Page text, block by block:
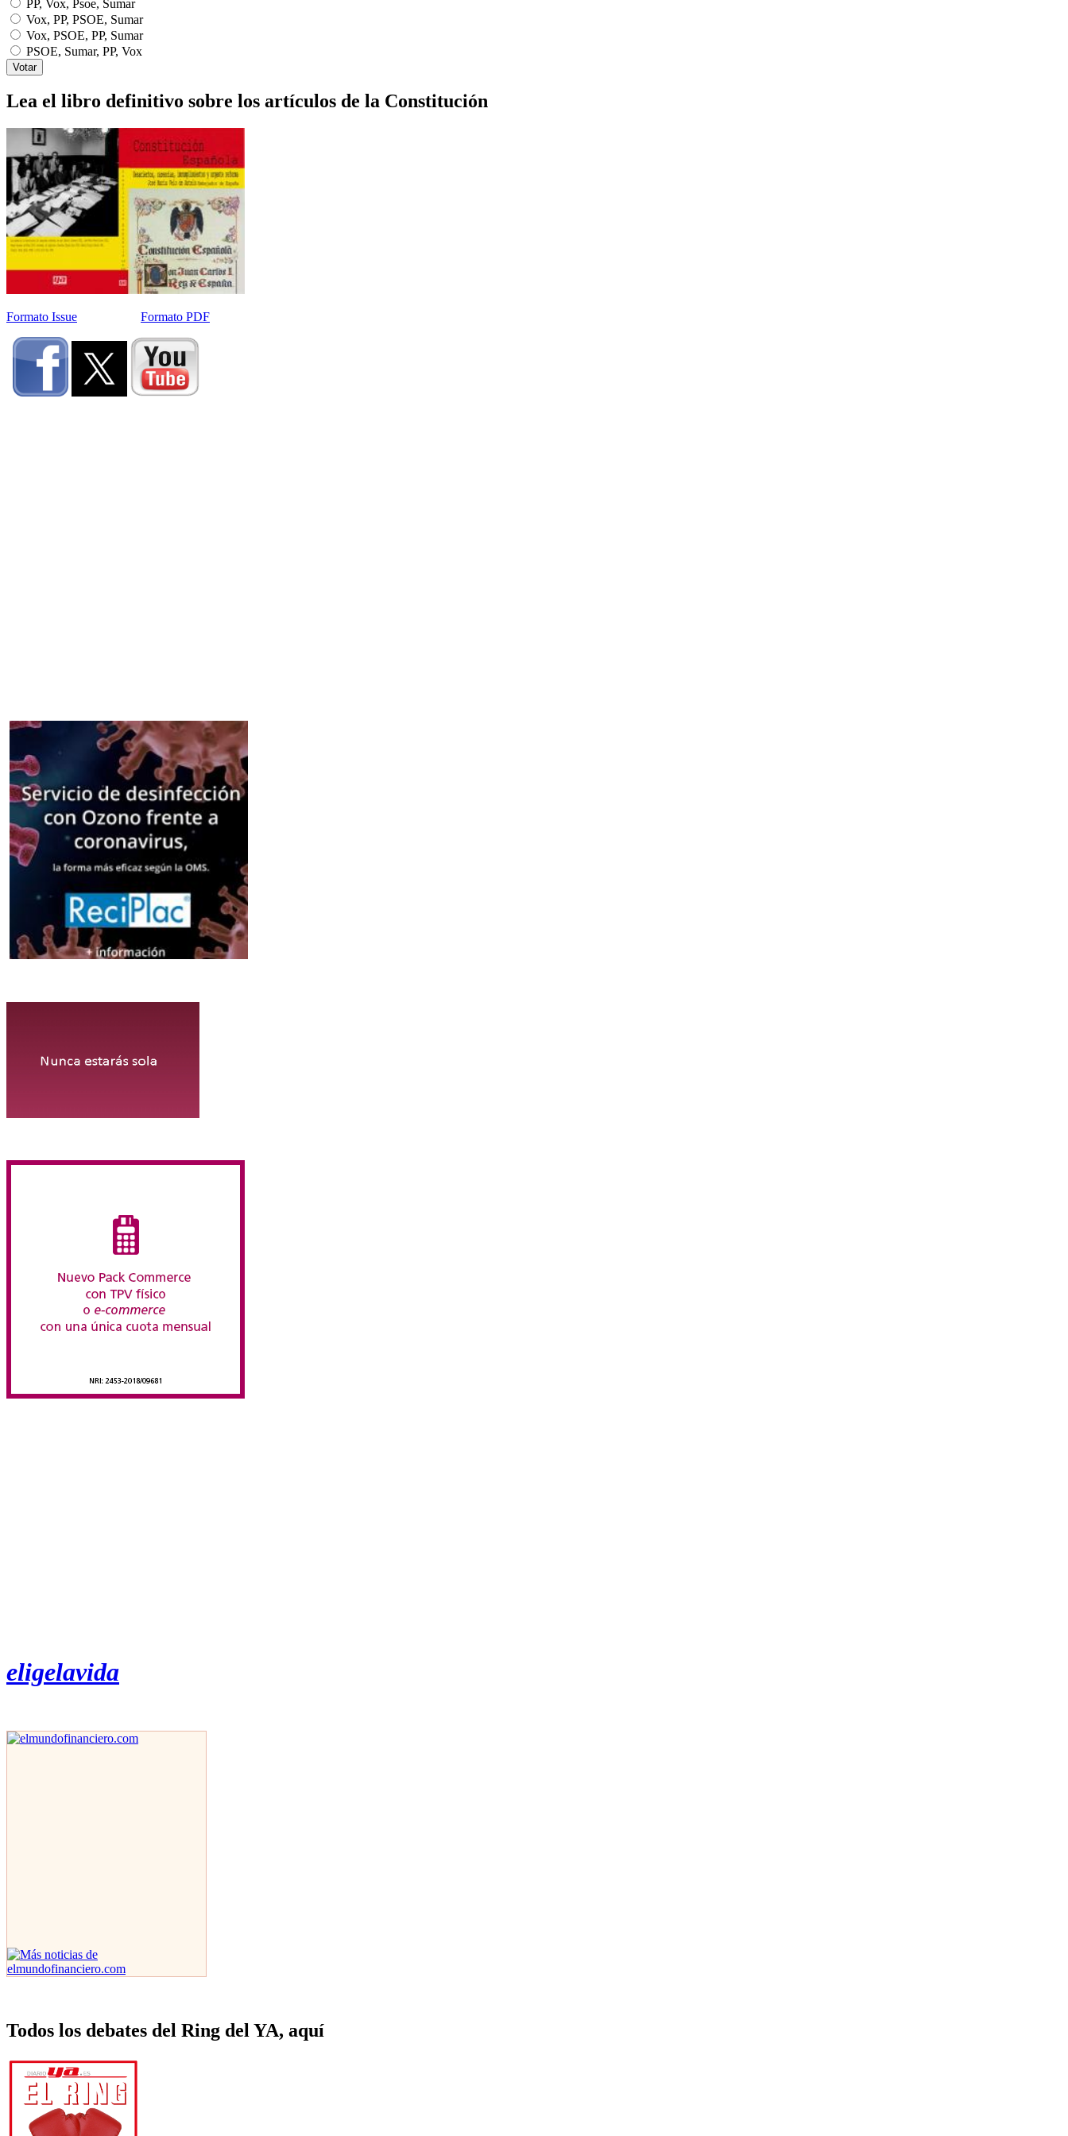
PP, Vox, Psoe, Sumar
Vox, PP, PSOE, Sumar
Vox, PSOE, PP, Sumar
PSOE, Sumar, PP, Vox
Lea el libro definitivo sobre los artículos de la Constitución
Formato Issue Formato PDF
eligelavida
Todos los debates del Ring del YA, aquí